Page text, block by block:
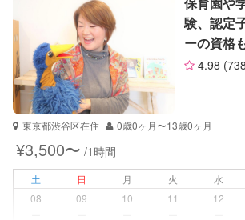
サポートの特徴
資格
自治体届出済ベビ
幼稚園教諭
学校/塾の補習・宿題 小学生
験、認定
ーの資格
4.98
東京都渋谷区在住 0歳0ヶ月〜13歳0ヶ月
¥3,500〜 /1時間
土 日 月 火 水
08
09 10 11 12